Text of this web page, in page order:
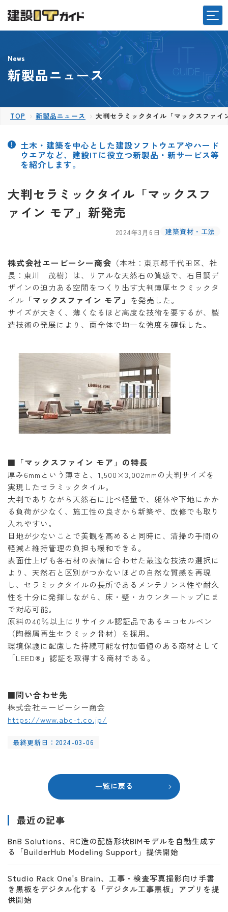
News
新製品ニュース
TOP 新製品ニュース 大判セラミックタイル「マックスファイ
土木・建築を中心とした建設ソフトウエアやハード
ウエアなど、建設ITに役立つ新製品・新サービス等
を紹介します。
大判セラミックタイル「マックスフ
ァイン モア」新発売
2024年3月6日 建築資材・工法
株式会社エービーシー商会 （本社：東京都千代田区、社
長：東川 茂樹）は、リアルな天然石の質感で、石目調デ
ザインの迫力ある空間をつくり出す大判薄厚セラミックタ
イル 「マックスファイン モア」
を発売した。
サイズが大きく、薄くなるほど高度な技術を要するが、製
造技術の発展により、面全体で均一な強度を確保した。
■ 「マックスファイン モア」の特長
厚み6mmという薄さと、1,500×3,002mmの大判サイズを
実現したセラミックタイル。
大判でありながら天然石に比べ軽量で、躯体や下地にかか
る負荷が少なく、施工性の良さから新築や、改修でも取り
入れやすい。
目地が少ないことで美観を高めると同時に、清掃の手間の
軽減と維持管理の負担も緩和できる。
表面仕上げも各石材の表情に合わせた最適な技法の選択に
より、天然石と区別がつかないほどの自然な質感を再現
し、セラミックタイルの長所であるメンテナンス性や耐久
性を十分に発揮しながら、床・壁・カウンタートップにま
で対応可能。
原料の40％以上にリサイクル認証品であるエコセルベン
（陶器屑再生セラミック骨材）を採用。
環境保護に配慮した持続可能な付加価値のある商材として
「LEED®」認証を取得する商材である。
■問い合わせ先
株式会社エービーシー商会
https://www.abc-t.co.jp/
最終更新日：2024-03-06
一覧に戻る
最近の記事
BnB Solutions、RC造の配筋形状BIMモデルを自動生成す
る「BuilderHub Modeling Support」提供開始
Studio Rack One's Brain、工事・検査写真撮影向け手書
き黒板をデジタル化する「デジタル工事黒板」アプリを提
供開始